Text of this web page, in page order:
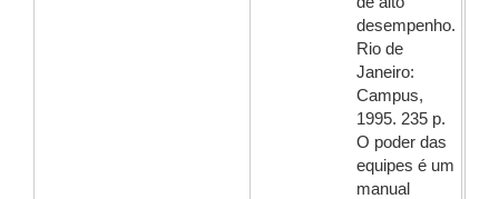
desempenho.
Rio de
Janeiro:
Campus,
1995. 235 p.
O poder das
equipes é um
manual